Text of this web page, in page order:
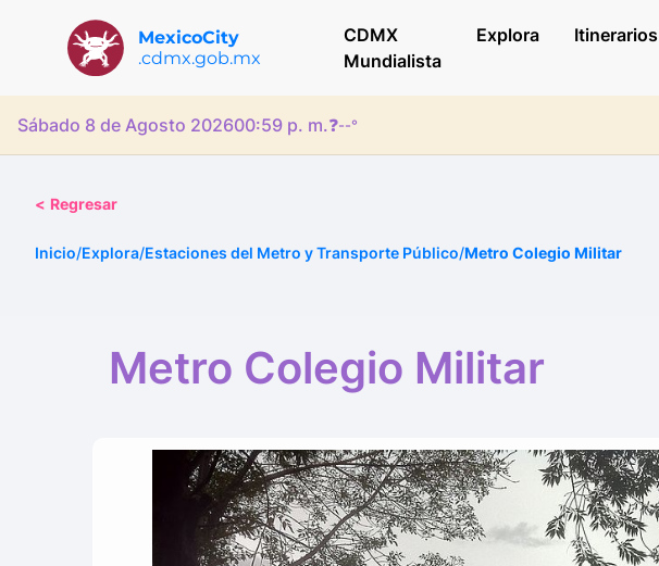
MexicoCity
.cdmx.gob.mx
CDMX
Mundialista
Explora Itinerarios
Sábado 8 de Agosto 202600:59 p. m.❓--°
< Regresar
Inicio/Explora/Estaciones del Metro y Transporte Público/Metro Colegio Militar
Metro Colegio Militar